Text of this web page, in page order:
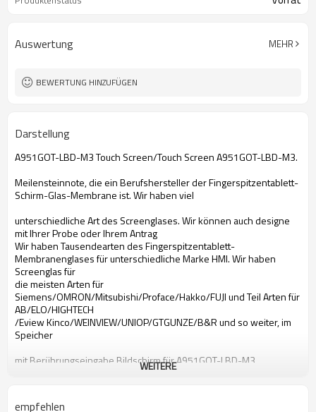
Auswertung MEHR
BEWERTUNG HINZUFÜGEN
Darstellung
A951GOT-LBD-M3 Touch Screen/Touch Screen A951GOT-LBD-M3.
Meilensteinnote, die ein Berufshersteller der Fingerspitzentablett-
Schirm-Glas-Membrane ist. Wir haben viel
unterschiedliche Art des Screenglases. Wir können auch designe
mit Ihrer Probe oder Ihrem Antrag
Wir haben Tausendearten des Fingerspitzentablett-
Membranenglases für unterschiedliche Marke HMI. Wir haben
Screenglas für
die meisten Arten für
Siemens/OMRON/Mitsubishi/Proface/Hakko/FUJI und Teil Arten für
AB/ELO/HIGHTECH
/Eview Kinco/WEINVIEW/UNIOP/GTGUNZE/B&R und so weiter, im
Speicher
mit Berührungseingabe Bildschirm für A951GOT-LBD-M3
mit Berührungseingabe Bildschirm für Mitsubishi A951GOT-LBD-M3
WEITERE
empfehlen